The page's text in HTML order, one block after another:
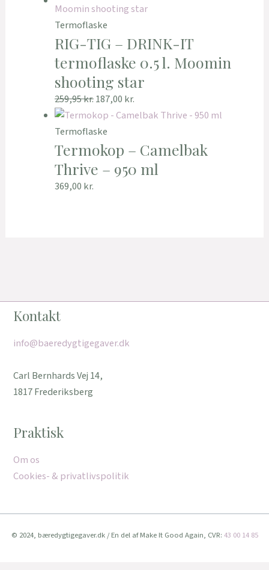
Termoflaske
RIG-TIG – DRINK-IT
termoflaske 0.5 l. Moomin
shooting star
259,95kr.187,00 kr.
Termoflaske
Termokop – Camelbak
Thrive – 950 ml
369,00 kr.
Kontakt
info@baeredygtigegaver.dk
Carl Bernhards Vej 14,
1817 Frederiksberg
Praktisk
Om os
Cookies- & privatlivspolitik
© 2024, bæredygtigegaver.dk / En del af Make It Good Again, CVR: 43 00 14 85